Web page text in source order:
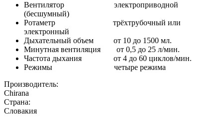
Вентилятор электроприводной
(бесшумный)
Ротаметр трёхтрубочный или
электронный
Дыхательный объем от 10 до 1500 мл.
Минутная вентиляция от 0,5 до 25 л/мин.
Частота дыхания от 4 до 60 циклов/мин.
Режимы четыре режима
Производитель:
Chirana
Страна:
Словакия